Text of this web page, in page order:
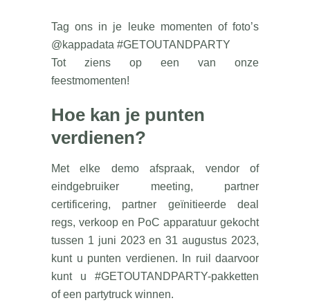
Tag ons in je leuke momenten of foto’s
@kappadata #GETOUTANDPARTY
Tot ziens op een van onze
feestmomenten!
Hoe kan je punten
verdienen?
Met elke demo afspraak, vendor of
eindgebruiker meeting, partner
certificering, partner geïnitieerde deal
regs, verkoop en PoC apparatuur gekocht
tussen 1 juni 2023 en 31 augustus 2023,
kunt u punten verdienen. In ruil daarvoor
kunt u #GETOUTANDPARTY-pakketten
of een partytruck winnen.